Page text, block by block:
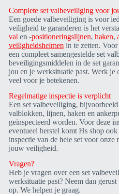
Complete set valbeveiliging voor
Een goede valbeveiliging is voor
veiligheid te garanderen is het
val en -positioneringslijnen, haken,
veiligheidshelmen in te zetten.
een compleet samengestelde set
beveiligingsmiddelen in de set
jou en je werksituatie past. Werk je
veel voor je betekenen.
Regelmatige inspectie is verplicht
Een set valbeveiliging, bijvoorbeeld
valblokken, lijnen, haken en
geïnspecteerd worden. Voor deze
eventueel herstel komt Hs shop
inspectie van de hele set voor onze
jouw veiligheid.
Vragen?
Heb je vragen over een set
werksituatie past? Neem dan
op. We helpen je graag.